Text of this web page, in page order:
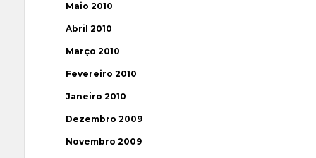
Maio 2010
Abril 2010
Março 2010
Fevereiro 2010
Janeiro 2010
Dezembro 2009
Novembro 2009